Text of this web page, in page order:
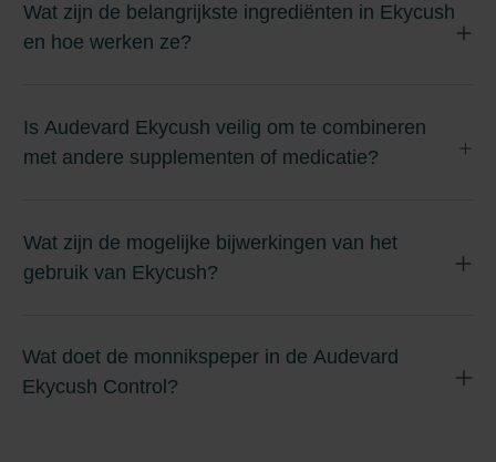
Wat zijn de belangrijkste ingrediënten in Ekycush
en hoe werken ze?
Is Audevard Ekycush veilig om te combineren
met andere supplementen of medicatie?
Wat zijn de mogelijke bijwerkingen van het
gebruik van Ekycush?
Wat doet de monnikspeper in de Audevard
Ekycush Control?